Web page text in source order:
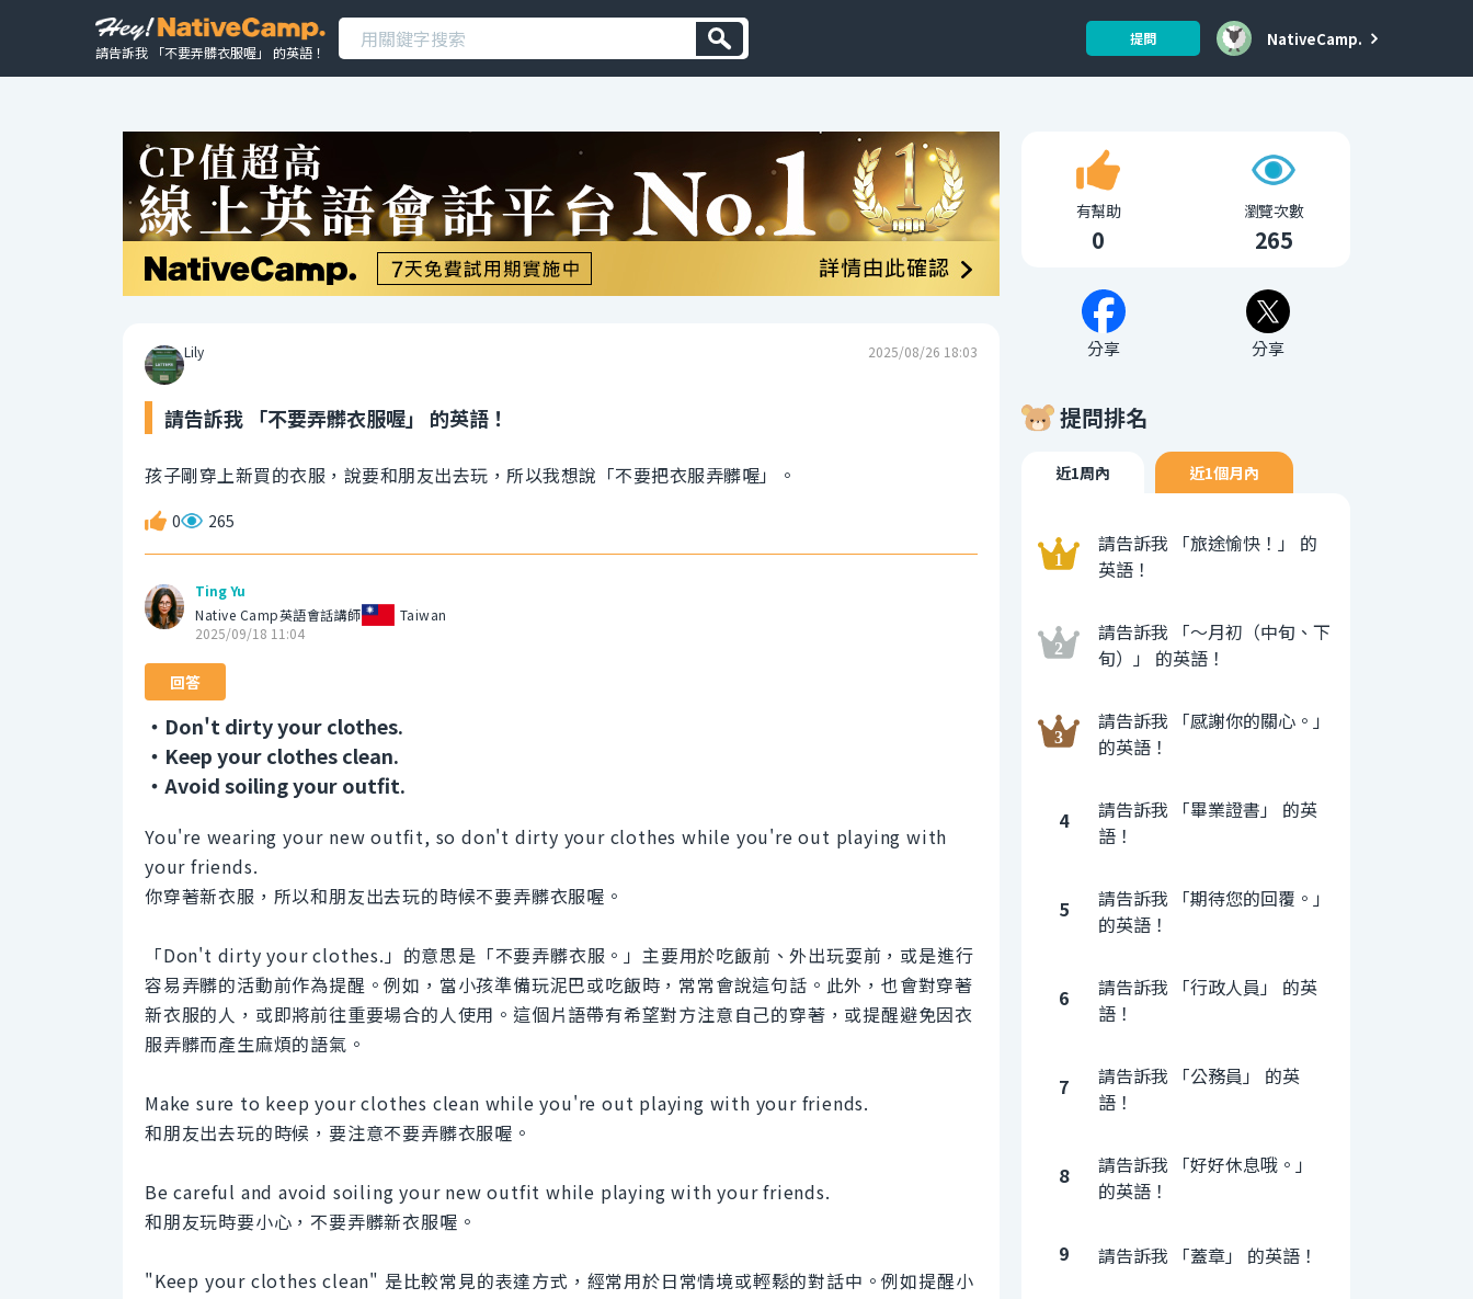
請告訴我 「不要弄髒衣服喔」 的英語！
提問 NativeCamp.
Lily 2025/08/26 18:03
請告訴我 「不要弄髒衣服喔」 的英語！
孩子剛穿上新買的衣服，說要和朋友出去玩，所以我想說「不要把衣服弄髒喔」。
0 265
Ting Yu
Native Camp英語會話講師
Taiwan
2025/09/18 11:04
回答
・Don't dirty your clothes.
・Keep your clothes clean.
・Avoid soiling your outfit.
You're wearing your new outfit, so don't dirty your clothes while you're out playing with
your friends.
你穿著新衣服，所以和朋友出去玩的時候不要弄髒衣服喔。
「Don't dirty your clothes.」的意思是「不要弄髒衣服。」主要用於吃飯前、外出玩耍前，或是進行
容易弄髒的活動前作為提醒。例如，當小孩準備玩泥巴或吃飯時，常常會說這句話。此外，也會對穿著
新衣服的人，或即將前往重要場合的人使用。這個片語帶有希望對方注意自己的穿著，或提醒避免因衣
服弄髒而產生麻煩的語氣。
Make sure to keep your clothes clean while you're out playing with your friends.
和朋友出去玩的時候，要注意不要弄髒衣服喔。
Be careful and avoid soiling your new outfit while playing with your friends.
和朋友玩時要小心，不要弄髒新衣服喔。
"Keep your clothes clean" 是比較常見的表達方式，經常用於日常情境或輕鬆的對話中。例如提醒小
有幫助
0
瀏覽次數
265
分享 分享
提問排名
近1周內 近1個月內
請告訴我 「旅途愉快！」 的
英語！
請告訴我 「〜月初（中旬、下
旬）」 的英語！
請告訴我 「感謝你的關心。」
的英語！
4
請告訴我 「畢業證書」 的英
語！
5
請告訴我 「期待您的回覆。」
的英語！
6
請告訴我 「行政人員」 的英
語！
7
請告訴我 「公務員」 的英
語！
8
請告訴我 「好好休息哦。」
的英語！
9 請告訴我 「蓋章」 的英語！